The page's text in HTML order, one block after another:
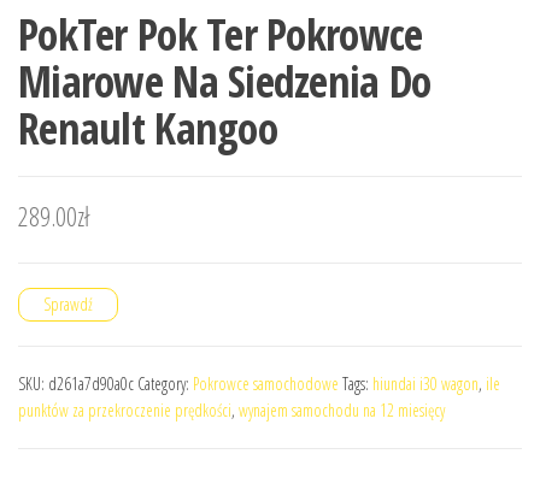
PokTer Pok Ter Pokrowce
Miarowe Na Siedzenia Do
Renault Kangoo
289.00zł
Sprawdź
SKU: d261a7d90a0c Category: Pokrowce samochodowe Tags: hiundai i30 wagon, ile
punktów za przekroczenie prędkości, wynajem samochodu na 12 miesięcy